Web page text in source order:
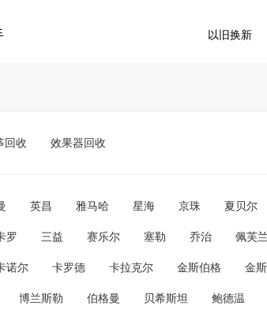
以旧换新
回收 效果器回收
英昌 雅马哈 星海 京珠 夏贝尔
罗 三益 赛乐尔 塞勒 乔治 佩芙兰
诺尔 卡罗德 卡拉克尔 金斯伯格 金
博兰斯勒 伯格曼 贝希斯坦 鲍德温